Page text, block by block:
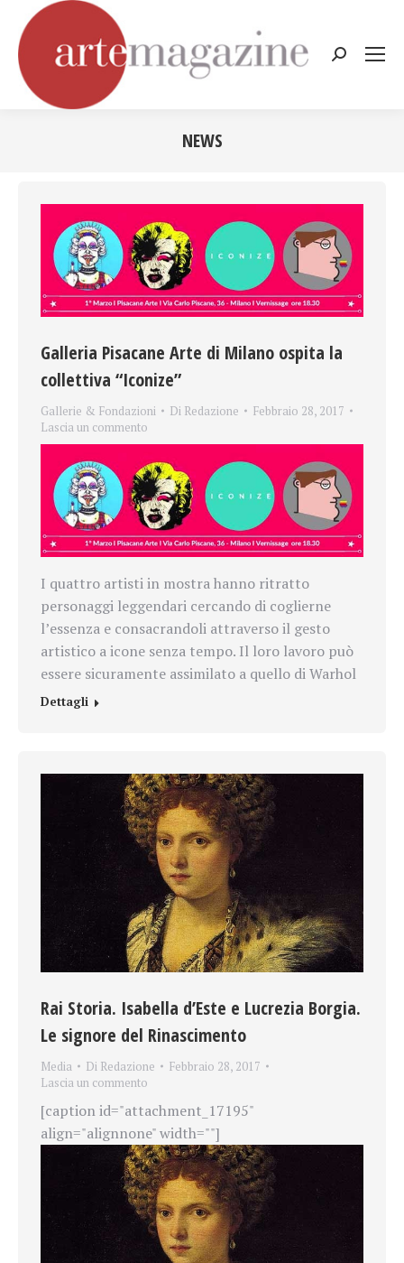
Cerca:
NEWS
Galleria Pisacane Arte di Milano ospita la
collettiva “Iconize”
Gallerie & Fondazioni Di Redazione
Febbraio 28, 2017
Lascia un commento
I quattro artisti in mostra hanno ritratto
personaggi leggendari cercando di coglierne
lʼessenza e consacrandoli attraverso il gesto
artistico a icone senza tempo. Il loro lavoro può
essere sicuramente assimilato a quello di Warhol
Dettagli
Rai Storia. Isabella d’Este e Lucrezia Borgia.
Le signore del Rinascimento
Media Di Redazione
Febbraio 28, 2017
Lascia un commento
[caption id="attachment_17195"
align="alignnone" width=""]